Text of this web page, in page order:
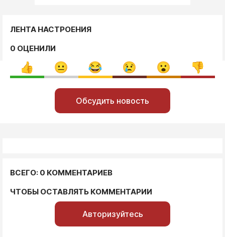
ЛЕНТА НАСТРОЕНИЯ
0 ОЦЕНИЛИ
Обсудить новость
ВСЕГО: 0 КОММЕНТАРИЕВ
ЧТОБЫ ОСТАВЛЯТЬ КОММЕНТАРИИ
Авторизуйтесь